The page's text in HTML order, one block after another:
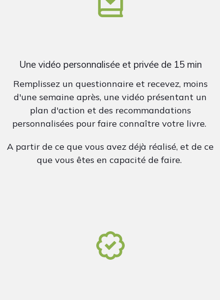
Une vidéo personnalisée et privée de 15 min
Remplissez un questionnaire et recevez, moins
d'une semaine après, une vidéo présentant un
plan d'action et des recommandations
personnalisées pour faire connaître votre livre.
A partir de ce que vous avez déjà réalisé, et de ce
que vous êtes en capacité de faire.